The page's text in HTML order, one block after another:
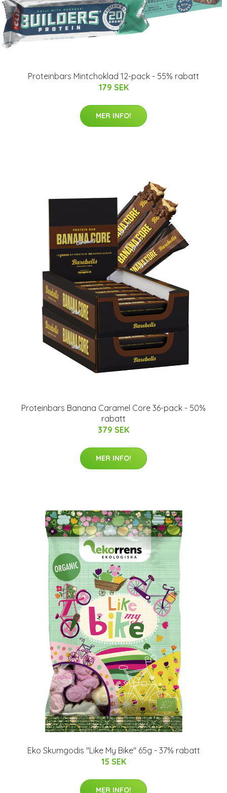
Proteinbars Mintchoklad 12-pack - 55% rabatt
179 SEK
MER INFO!
Proteinbars Banana Caramel Core 36-pack - 50%
rabatt
379 SEK
MER INFO!
Eko Skumgodis "Like My Bike" 65g - 37% rabatt
15 SEK
MER INFO!